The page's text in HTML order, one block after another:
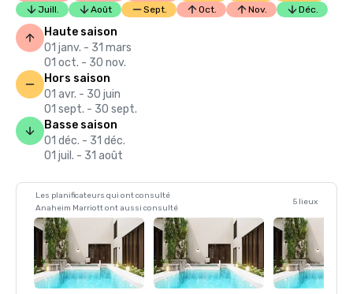
Juill.
Août Sept. Oct. Nov. Déc.
Haute saison
01 janv. - 31 mars
01 oct. - 30 nov.
Hors saison
01 avr. - 30 juin
01 sept. - 30 sept.
Basse saison
01 déc. - 31 déc.
01 juil. - 31 août
Les planificateurs qui ont consulté
Anaheim Marriott ont aussi consulté
5 lieux